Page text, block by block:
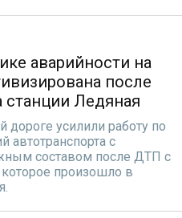
аварийности на
после
Ледяная
дороге усилили работу по
автотранспорта с
составом после ДТП с
произошло в